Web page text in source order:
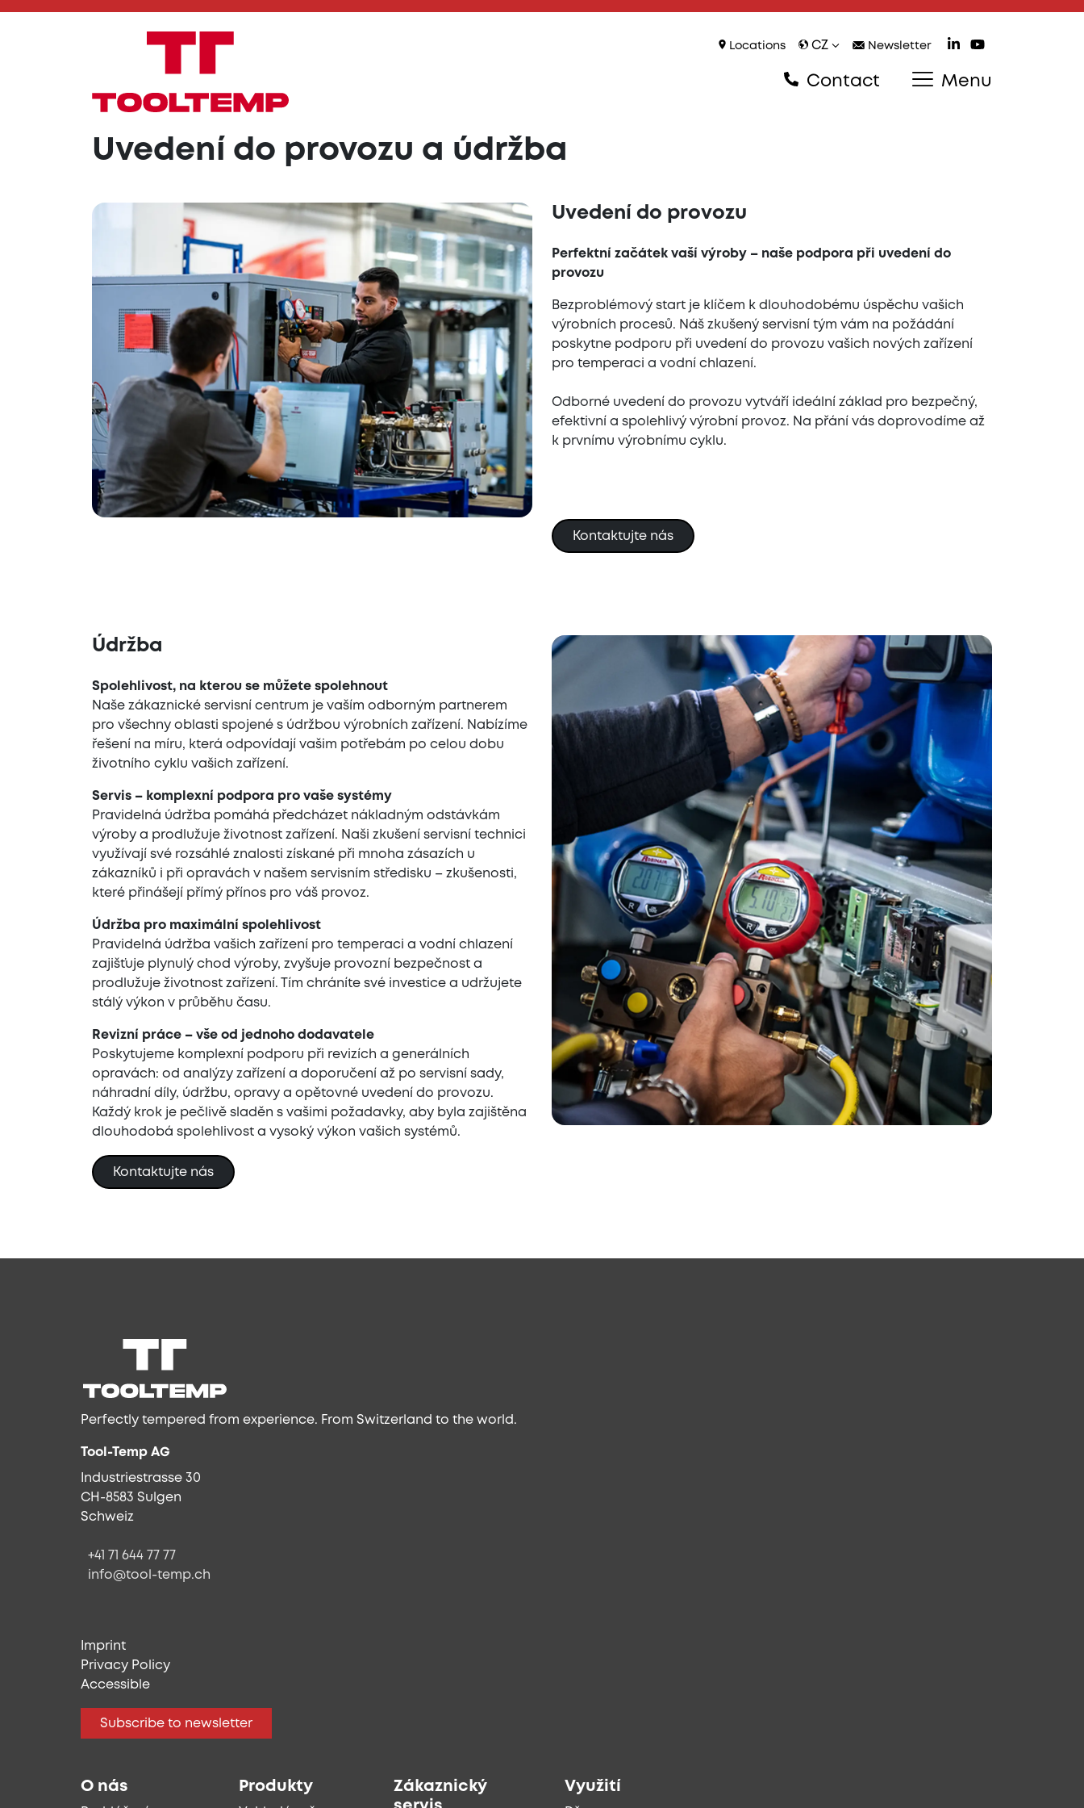
Locations CZ Newsletter
Contact Menu
Uvedení do provozu a údržba
Uvedení do provozu
Perfektní začátek vaší výroby – naše podpora při uvedení do
provozu
Bezproblémový start je klíčem k dlouhodobému úspěchu vašich
výrobních procesů. Náš zkušený servisní tým vám na požádání
poskytne podporu při uvedení do provozu vašich nových zařízení
pro temperaci a vodní chlazení.
Odborné uvedení do provozu vytváří ideální základ pro bezpečný,
efektivní a spolehlivý výrobní provoz. Na přání vás doprovodíme až
k prvnímu výrobnímu cyklu.
Kontaktujte nás
Údržba
Spolehlivost, na kterou se můžete spolehnout
Naše zákaznické servisní centrum je vaším odborným partnerem
pro všechny oblasti spojené s údržbou výrobních zařízení. Nabízíme
řešení na míru, která odpovídají vašim potřebám po celou dobu
životního cyklu vašich zařízení.
Servis – komplexní podpora pro vaše systémy
Pravidelná údržba pomáhá předcházet nákladným odstávkám
výroby a prodlužuje životnost zařízení. Naši zkušení servisní technici
využívají své rozsáhlé znalosti získané při mnoha zásazích u
zákazníků i při opravách v našem servisním středisku – zkušenosti,
které přinášejí přímý přínos pro váš provoz.
Údržba pro maximální spolehlivost
Pravidelná údržba vašich zařízení pro temperaci a vodní chlazení
zajišťuje plynulý chod výroby, zvyšuje provozní bezpečnost a
prodlužuje životnost zařízení. Tím chráníte své investice a udržujete
stálý výkon v průběhu času.
Revizní práce – vše od jednoho dodavatele
Poskytujeme komplexní podporu při revizích a generálních
opravách: od analýzy zařízení a doporučení až po servisní sady,
náhradní díly, údržbu, opravy a opětovné uvedení do provozu.
Každý krok je pečlivě sladěn s vašimi požadavky, aby byla zajištěna
dlouhodobá spolehlivost a vysoký výkon vašich systémů.
Kontaktujte nás
Perfectly tempered from experience. From Switzerland to the world.
Tool-Temp AG
Industriestrasse 30
CH-8583 Sulgen
Schweiz
+41 71 644 77 77
info@tool-temp.ch
Imprint
Privacy Policy
Accessible
Subscribe to newsletter
O nás Produkty
Zákaznický
Využití